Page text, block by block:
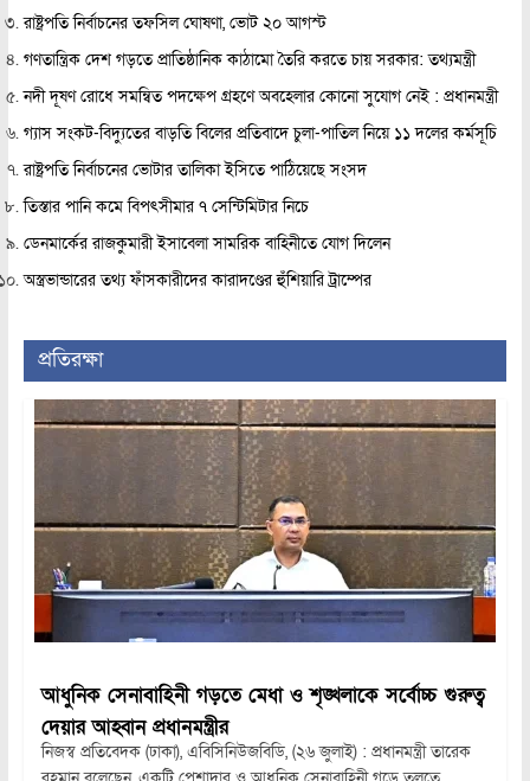
রাষ্ট্রপতি নির্বাচনের তফসিল ঘোষণা, ভোট ২০ আগস্ট
গণতান্ত্রিক দেশ গড়তে প্রাতিষ্ঠানিক কাঠামো তৈরি করতে চায় সরকার: তথ্যমন্ত্রী
নদী দূষণ রোধে সমন্বিত পদক্ষেপ গ্রহণে অবহেলার কোনো সুযোগ নেই : প্রধানমন্ত্রী
গ্যাস সংকট-বিদ্যুতের বাড়তি বিলের প্রতিবাদে চুলা-পাতিল নিয়ে ১১ দলের কর্মসূচি
রাষ্ট্রপতি নির্বাচনের ভোটার তালিকা ইসিতে পাঠিয়েছে সংসদ
তিস্তার পানি কমে বিপৎসীমার ৭ সেন্টিমিটার নিচে
ডেনমার্কের রাজকুমারী ইসাবেলা সামরিক বাহিনীতে যোগ দিলেন
অস্ত্রভান্ডারের তথ্য ফাঁসকারীদের কারাদণ্ডের হুঁশিয়ারি ট্রাম্পের
প্রতিরক্ষা
আধুনিক সেনাবাহিনী গড়তে মেধা ও শৃঙ্খলাকে সর্বোচ্চ গুরুত্ব
দেয়ার আহ্বান প্রধানমন্ত্রীর
নিজস্ব প্রতিবেদক (ঢাকা), এবিসিনিউজবিডি, (২৬ জুলাই) : প্রধানমন্ত্রী তারেক